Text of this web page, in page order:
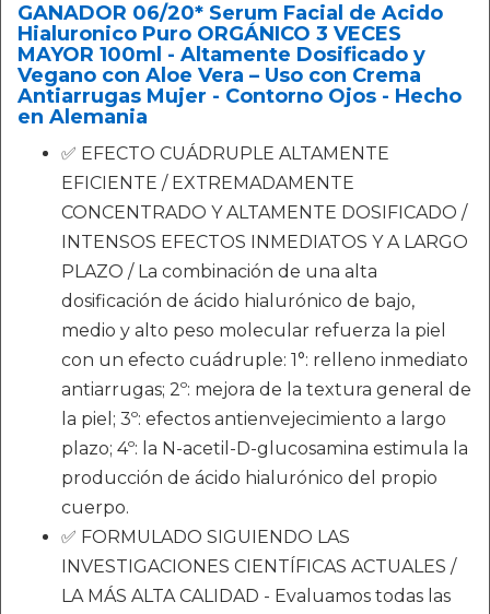
GANADOR 06/20* Serum Facial de Acido
Hialuronico Puro ORGÁNICO 3 VECES
MAYOR 100ml - Altamente Dosificado y
Vegano con Aloe Vera – Uso con Crema
Antiarrugas Mujer - Contorno Ojos - Hecho
en Alemania
✅ EFECTO CUÁDRUPLE ALTAMENTE
EFICIENTE / EXTREMADAMENTE
CONCENTRADO Y ALTAMENTE DOSIFICADO /
INTENSOS EFECTOS INMEDIATOS Y A LARGO
PLAZO / La combinación de una alta
dosificación de ácido hialurónico de bajo,
medio y alto peso molecular refuerza la piel
con un efecto cuádruple: 1°: relleno inmediato
antiarrugas; 2º: mejora de la textura general de
la piel; 3º: efectos antienvejecimiento a largo
plazo; 4º: la N-acetil-D-glucosamina estimula la
producción de ácido hialurónico del propio
cuerpo.
✅ FORMULADO SIGUIENDO LAS
INVESTIGACIONES CIENTÍFICAS ACTUALES /
LA MÁS ALTA CALIDAD - Evaluamos todas las